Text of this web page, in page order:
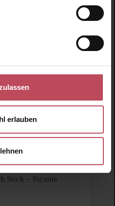
erlauben
Stick – Picante